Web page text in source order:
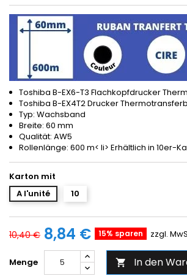
Toshiba B-EX6-T3 Flachkopfdrucker
Toshiba B-EX4T2 Drucker
Typ: Wachsband
Breite: 60 mm
Qualität: AW5
Rollenlänge: 600 m< li> Erhältlich in 10er-
Karton mit
A l'unité
10
10,40 € 8,84 € 15% sparen zzgl.
Menge  In den